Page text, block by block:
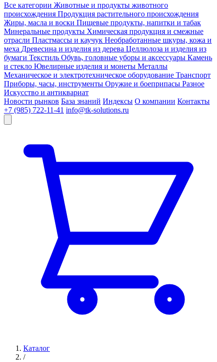
Все категории Животные и продукты животного
происхождения Продукция растительного происхождения
Жиры, масла и воски Пищевые продукты, напитки и табак
Минеральные продукты Химическая продукция и смежные
отрасли Пластмассы и каучук Необработанные шкуры, кожа и
меха Древесина и изделия из дерева Целлюлоза и изделия из
бумаги Текстиль Обувь, головные уборы и аксессуары Камень
и стекло Ювелирные изделия и монеты Металлы
Механическое и электротехническое оборудование Транспорт
Приборы, часы, инструменты Оружие и боеприпасы Разное
Искусство и антиквариат
Новости рынков База знаний Индексы О компании Контакты
+7 (985) 722-11-41 info@tk-solutions.ru
Каталог
/